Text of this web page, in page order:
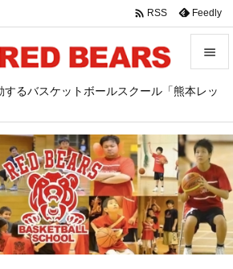
るバスケットボールスクール「熊本レッ



サイド

前へ

次へ

 RSS Feedly